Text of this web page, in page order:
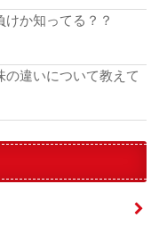
か知ってる？？
の違いについて教えて